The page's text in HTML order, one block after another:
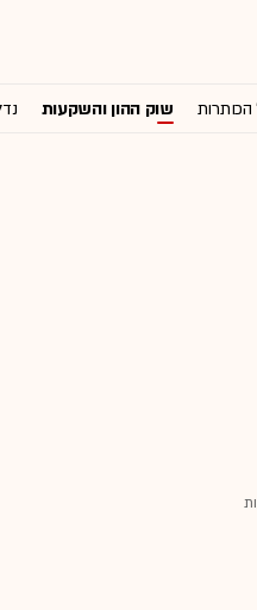
הכותרות שוק ההון והשקעות